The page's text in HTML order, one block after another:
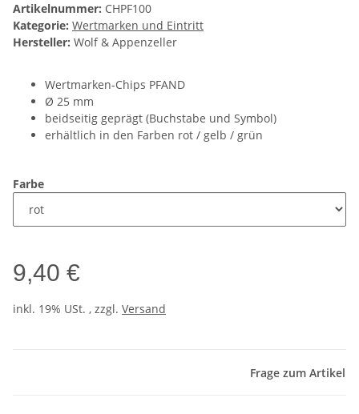
Artikelnummer: CHPF100
Kategorie: Wertmarken und Eintritt
Hersteller: Wolf & Appenzeller
Wertmarken-Chips PFAND
Ø 25 mm
beidseitig geprägt (Buchstabe und Symbol)
erhältlich in den Farben rot / gelb / grün
Farbe
9,40 €
inkl. 19% USt. , zzgl. Versand
Frage zum Artikel